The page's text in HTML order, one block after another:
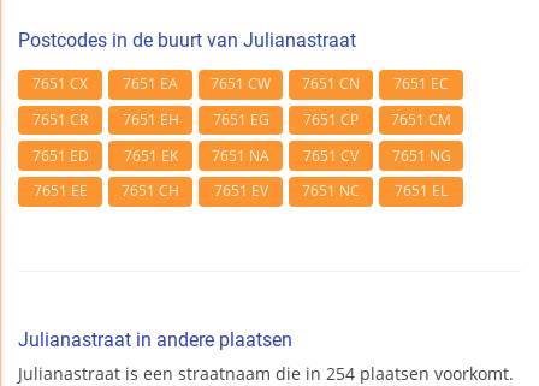
Postcodes in de buurt van Julianastraat
7651 CX 7651 EA 7651 CW 7651 CN
7651 EC
7651 CR
7651 EH 7651 EG 7651 CP
7651 CM
7651 ED
7651 EK 7651 NA 7651 CV
7651 NG
7651 EE
7651 CH 7651 EV 7651 NC 7651 EL
Julianastraat in andere plaatsen
Julianastraat is een straatnaam die in 254 plaatsen voorkomt.